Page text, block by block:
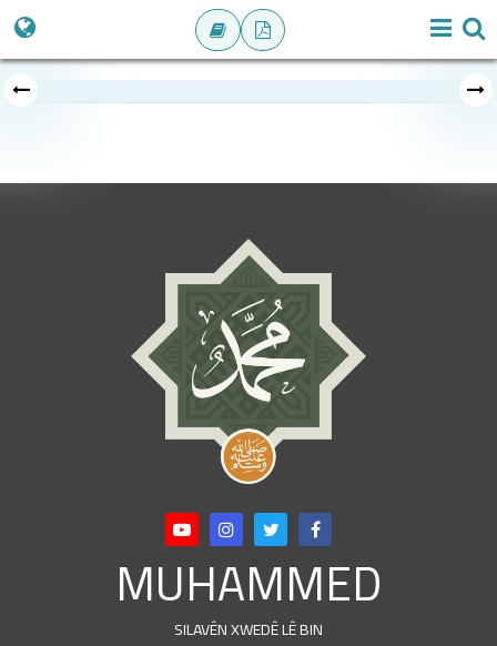
MUHAMMED
SILAVÊN XWEDÊ LÊ BIN